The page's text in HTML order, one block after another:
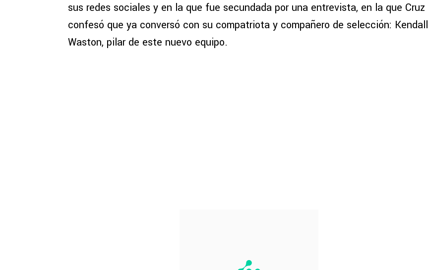
sus redes sociales y en la que fue secundada por una entrevista, en la que Cruz
confesó que ya conversó con su compatriota y compañero de selección: Kendall
Waston, pilar de este nuevo equipo.